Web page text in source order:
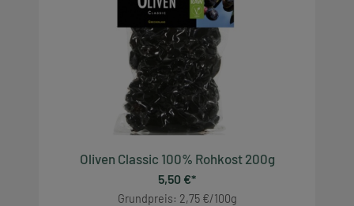
Oliven Classic 100% Rohkost 200g
5,50 €*
Grundpreis: 2,75 €/100g